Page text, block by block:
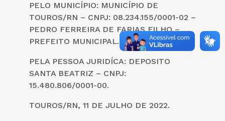
PELO MUNICÍPIO: MUNICÍPIO DE
TOUROS/RN – CNPJ: 08.234.155/0001-02 –
PEDRO FERREIRA DE FARIAS FILHO –
PREFEITO MUNICIPAL.
PELA PESSOA JURIDÍCA: DEPOSITO
SANTA BEATRIZ – CNPJ:
15.480.806/0001-00.
TOUROS/RN, 11 DE JULHO DE 2022.